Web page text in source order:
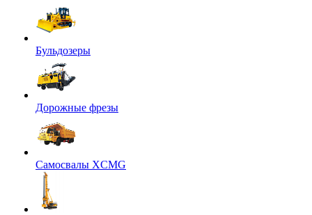
Бульдозеры
Дорожные фрезы
Самосвалы XCMG